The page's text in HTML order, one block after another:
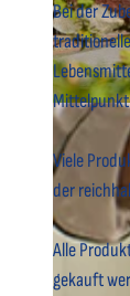
© Dahmke
Bei der
Mittelpunkt
Viele
der
Alle
gekauft